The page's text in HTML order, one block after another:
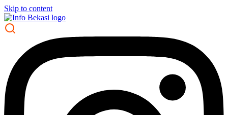
Skip to content